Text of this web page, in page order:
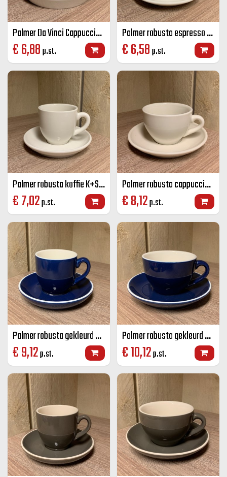
Palmer Da Vinci Cappuccino K+S 20 cl ivoor
€6,88p.st.
Palmer robusta espresso K+S ivoor 8 CL
€6,58p.st.
Palmer robusta koffie K+S ivoor 14 CL
€7,02p.st.
Palmer robusta cappuccino K+S ivoor 18 CL
€8,12p.st.
Palmer robusta gekleurd koffie K+S blauw 14 CL
€9,12p.st.
Palmer robusta gekleurd cappuccino K+S blauw 18 CL
€10,12p.st.